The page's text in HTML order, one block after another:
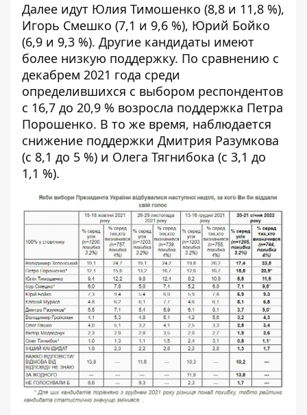
Далее идут Юлия Тимошенко (8,8 и 11,8 %),
Игорь Смешко (7,1 и 9,6 %), Юрий Бойко
(6,9 и 9,3 %). Другие кандидаты имеют
более низкую поддержку. По сравнению с
декабрем 2021 года среди
определившихся с выбором респондентов
с 16,7 до 20,9 % возросла поддержка Петра
Порошенко. В то же время, наблюдается
снижение поддержки Дмитрия Разумкова
(с 8,1 до 5 %) и Олега Тягнибока (с 3,1 до
1,1 %).